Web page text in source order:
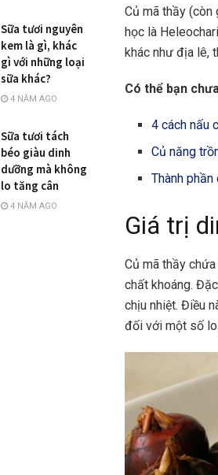
Củ mã thầy(còn
học là
khác như địa lê,
Có thể bạn
4 cách nấu
Củ năng
Thành
Giá trị
Củ mã thầy
chất khoáng.
chịu nhiệt. Điều
đối với một số
Sữa tươi nguyên
kem là gì, khác
gì với những loại
sữa khác?
4 NĂM AGO
Sữa tươi tách
béo giàu dinh
dưỡng mà không
lo tăng cân
4 NĂM AGO